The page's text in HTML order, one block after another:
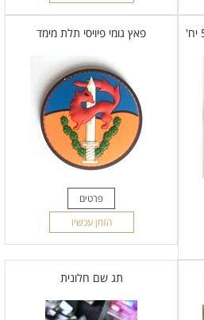
פאץ גומי פיויסי תלת מימד מינ 50 יח'
פאץ גומי פיויסי תלת מימד
פרטים
הזמן עכשיו
תג שם חלונית